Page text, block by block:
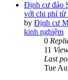
Định cư đảo
với chi phí từ
by Định cư
kinh nghiệm
0
11
Last
Tue